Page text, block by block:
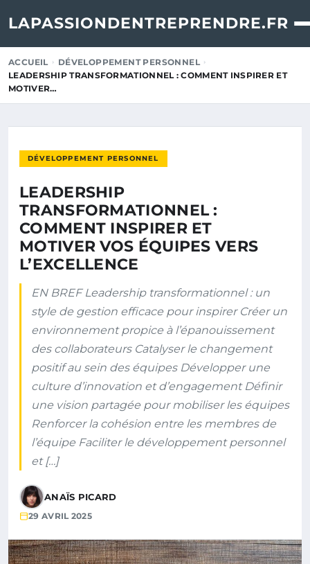
LAPASSIONDENTREPRENDRE.FR
ACCUEIL
DÉVELOPPEMENT PERSONNEL
LEADERSHIP TRANSFORMATIONNEL : COMMENT INSPIRER ET
MOTIVER…
DÉVELOPPEMENT PERSONNEL
LEADERSHIP
TRANSFORMATIONNEL :
COMMENT INSPIRER ET
MOTIVER VOS ÉQUIPES VERS
L’EXCELLENCE
EN BREF Leadership transformationnel : un
style de gestion efficace pour inspirer Créer un
environnement propice à l’épanouissement
des collaborateurs Catalyser le changement
positif au sein des équipes Développer une
culture d’innovation et d’engagement Définir
une vision partagée pour mobiliser les équipes
Renforcer la cohésion entre les membres de
l’équipe Faciliter le développement personnel
et […]
ANAÏS PICARD
29 AVRIL 2025